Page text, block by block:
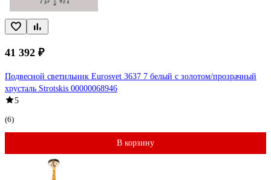
41 392 ₽
Подвесной светильник Eurosvet 3637 7 белый с золотом/прозрачный
хрусталь Strotskis 00000068946
5
(6)
В корзину